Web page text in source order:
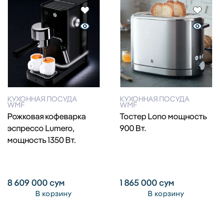
КУХОННАЯ ПОСУДА
WMF
Рожковая кофеварка
эспрессо Lumero,
мощность 1350 Вт.
8 609 000сум
В корзину
КУХОННАЯ ПОСУДА
WMF
Тостер Lono мощность
900 Вт.
1 865 000сум
В корзину